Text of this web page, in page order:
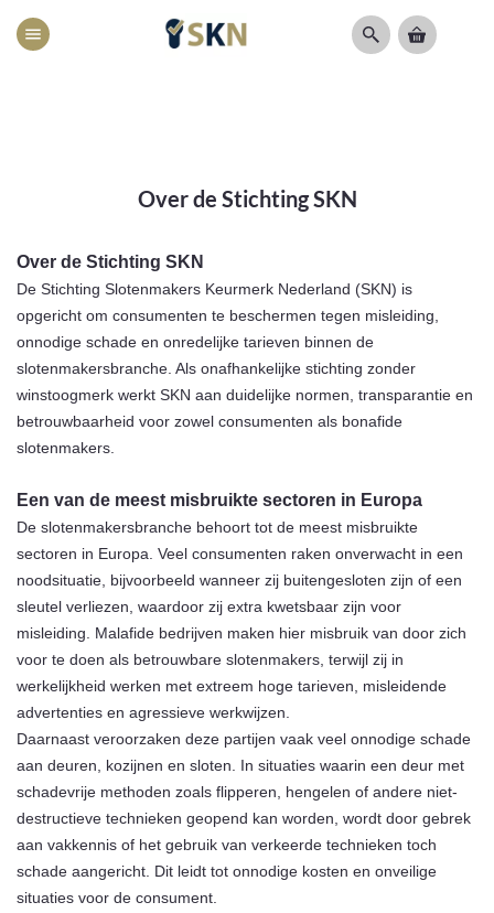
menu
Over de Stichting SKN
Over de Stichting SKN
De Stichting Slotenmakers Keurmerk Nederland (SKN) is
opgericht om consumenten te beschermen tegen misleiding,
onnodige schade en onredelijke tarieven binnen de
slotenmakersbranche. Als onafhankelijke stichting zonder
winstoogmerk werkt SKN aan duidelijke normen, transparantie en
betrouwbaarheid voor zowel consumenten als bonafide
slotenmakers.
Een van de meest misbruikte sectoren in Europa
De slotenmakersbranche behoort tot de meest misbruikte
sectoren in Europa. Veel consumenten raken onverwacht in een
noodsituatie, bijvoorbeeld wanneer zij buitengesloten zijn of een
sleutel verliezen, waardoor zij extra kwetsbaar zijn voor
misleiding. Malafide bedrijven maken hier misbruik van door zich
voor te doen als betrouwbare slotenmakers, terwijl zij in
werkelijkheid werken met extreem hoge tarieven, misleidende
advertenties en agressieve werkwijzen.
Daarnaast veroorzaken deze partijen vaak veel onnodige schade
aan deuren, kozijnen en sloten. In situaties waarin een deur met
schadevrije methoden zoals flipperen, hengelen of andere niet-
destructieve technieken geopend kan worden, wordt door gebrek
aan vakkennis of het gebruik van verkeerde technieken toch
schade aangericht. Dit leidt tot onnodige kosten en onveilige
situaties voor de consument.